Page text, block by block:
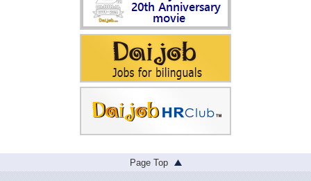
Page Top